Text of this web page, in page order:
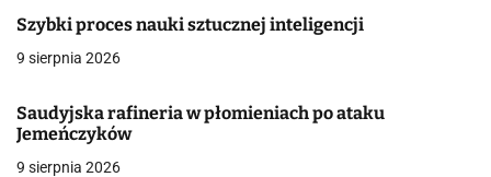
a
c
j
a
Szybki proces nauki sztucznej inteligencji
9 sierpnia 2026
Saudyjska rafineria w płomieniach po ataku
Jemeńczyków
9 sierpnia 2026